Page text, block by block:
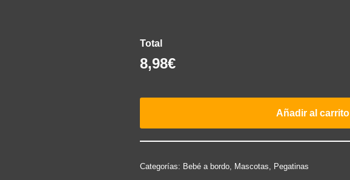
Total
8,98€
Añadir al carrito
Categorías: Bebé a bordo Mascotas Pegatinas